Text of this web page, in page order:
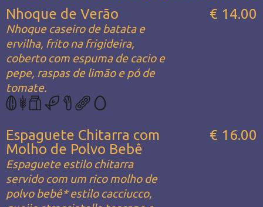
Nhoque de Verão
Nhoque caseiro de batata e
ervilha, frito na frigideira,
coberto com espuma de cacio e
pepe, raspas de limão e pó de
tomate.
€ 14.00
Espaguete Chitarra com
Molho de Polvo Bebê
Espaguete estilo chitarra
servido com um rico molho de
polvo bebê* estilo cacciucco,
€ 16.00